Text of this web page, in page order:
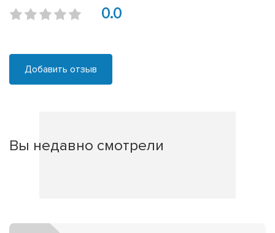
0.0
Добавить отзыв
Вы недавно смотрели